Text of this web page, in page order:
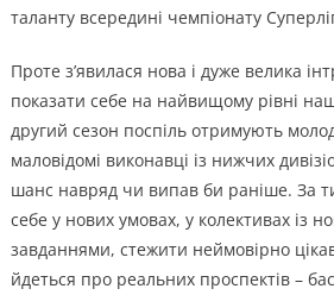
таланту всередині чемпіонату
Проте з’явилася нова і дуже велика
показати себе на найвищому рівні
другий сезон поспіль отримують
маловідомі виконавці із нижчих
шанс навряд чи випав би раніше. За
себе у нових умовах, у колективах із
завданнями, стежити неймовірно
йдеться про реальних проспектів –